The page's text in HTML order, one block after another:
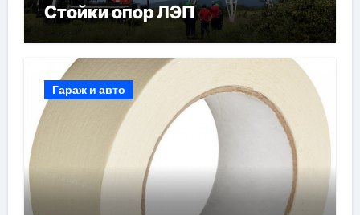
Стойки опор ЛЭП
Гараж и авто